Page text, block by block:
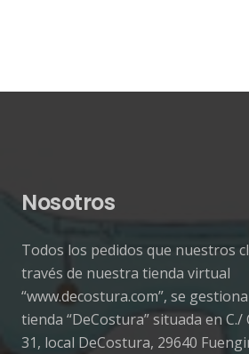
Nosotros
Todos los pedidos que nuestros
través de nuestra tienda virtual
“www.decostura.com”, se
tienda “DeCostura” situada en C./
31, local DeCostura, 29640